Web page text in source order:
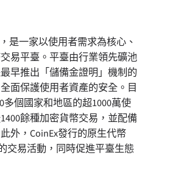
是一家以使用者需求為核心、
易平臺。平臺由行業領先礦池
早推出「儲備金證明」機制的
面保護使用者資產的安全。目
多個國家和地區的超1000萬使
餘種加密貨幣交易，並配備
外，CoinEx發行的原生代幣
交易活動，同時促進平臺生態